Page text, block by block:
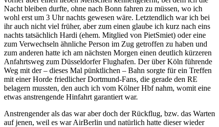
Nacht bleiben durfte, ohne nach Bonn fahren zu müssen, wo ich
wohl erst um 3 Uhr nachts gewesen wäre. Letztendlich war ich bei
ihr auch nicht viel früher, aber zum einen glaube ich kurz nach eins
nachts tatsächlich Hardi (ehem. Mitglied von PietSmiet) oder eine
zum Verwechseln ähnliche Person im Zug getroffen zu haben und
zum anderen hatte ich am nächsten Morgen einen deutlich kürzeren
Anfahrtsweg zum Düsseldorfer Flughafen. Der über Köln führende
Weg mit der – dieses Mal pünktlichen – Bahn sorgte für ein Treffen
mit einer Horde friedlicher Dortmund-Fans, die gerade den RE
belagern mussten, den auch ich vom Kölner Hbf nahm, womit eine
etwas anstrengende Hinfahrt garantiert war.
Anstrengender als das war aber doch der Rückflug, bzw. das Warten
auf jenen, weil es war AirBerlin und natürlich hatte dieser wieder